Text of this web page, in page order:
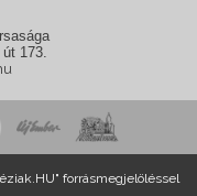
173.
forrásmegjelöléssel